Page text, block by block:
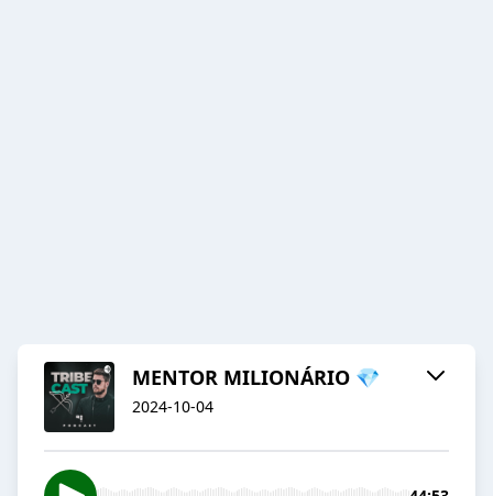
MENTOR MILIONÁRIO 💎
2024-10-04